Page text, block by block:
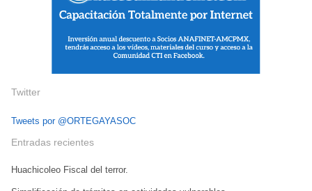
Twitter
Tweets por @ORTEGAYASOC
Entradas recientes
Huachicoleo Fiscal del terror.